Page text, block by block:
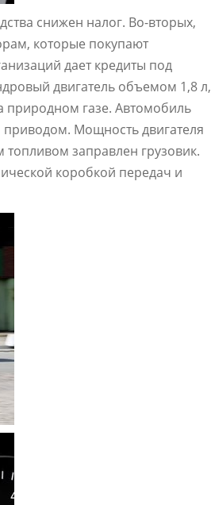
снижен налог. Во-вторых,
которые покупают
дает кредиты под
двигатель объемом 1,8 л,
природном газе. Автомобиль
Мощность двигателя
топливом заправлен грузовик.
коробкой передач и